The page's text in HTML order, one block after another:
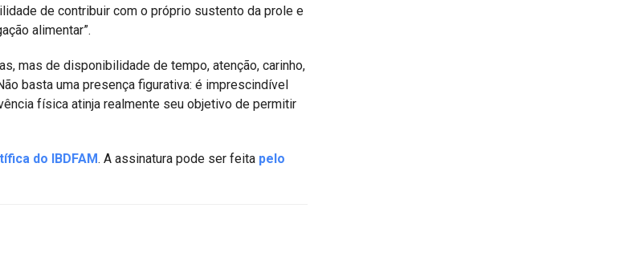
de contribuir com o próprio sustento da prole e
alimentar”.
mas de disponibilidade de tempo, atenção, carinho,
basta uma presença figurativa: é imprescindível
física atinja realmente seu objetivo de permitir
do IBDFAM. A assinatura pode ser feita pelo